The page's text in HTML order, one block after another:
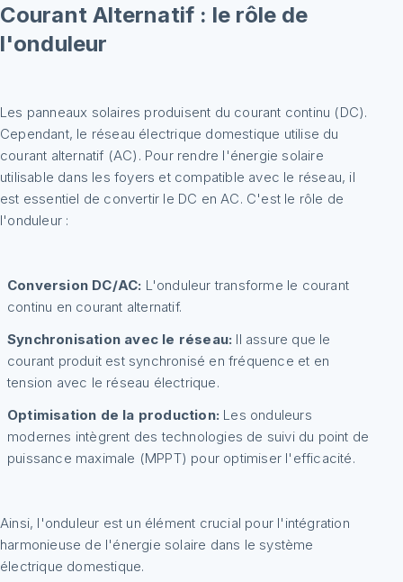
Courant Alternatif : le rôle de
l'onduleur
Les panneaux solaires produisent du courant continu (DC).
Cependant, le réseau électrique domestique utilise du
courant alternatif (AC). Pour rendre l'énergie solaire
utilisable dans les foyers et compatible avec le réseau, il
est essentiel de convertir le DC en AC. C'est le rôle de
l'onduleur :
Conversion DC/AC: L'onduleur transforme le courant
continu en courant alternatif.
Synchronisation avec le réseau: Il assure que le
courant produit est synchronisé en fréquence et en
tension avec le réseau électrique.
Optimisation de la production: Les onduleurs
modernes intègrent des technologies de suivi du point de
puissance maximale (MPPT) pour optimiser l'efficacité.
Ainsi, l'onduleur est un élément crucial pour l'intégration
harmonieuse de l'énergie solaire dans le système
électrique domestique.